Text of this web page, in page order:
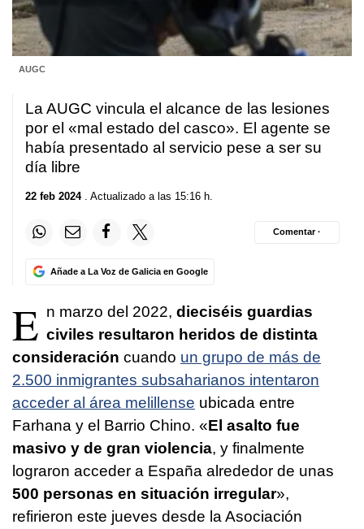
AUGC
La AUGC vincula el alcance de las lesiones
por el «mal estado del casco». El agente se
había presentado al servicio pese a ser su
día libre
22 feb 2024. Actualizado a las 15:16 h.
Añade a La Voz de Galicia en Google
Comentar ·
E n marzo del 2022, dieciséis guardias
civiles resultaron heridos de distinta
consideración cuando un grupo de más de
2.500 inmigrantes subsaharianos intentaron
acceder al área melillense ubicada entre
Farhana y el Barrio Chino. «El asalto fue
masivo y de gran violencia, y finalmente
lograron acceder a España alrededor de unas
500 personas en situación irregular»,
refirieron este jueves desde la Asociación